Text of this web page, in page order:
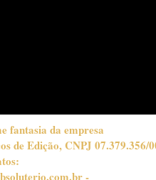
fantasia da empresa
de Edição, CNPJ 07.379.356/
-